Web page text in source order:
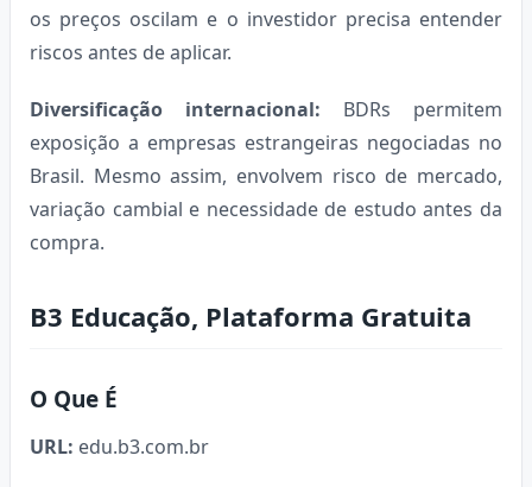
os preços oscilam e o investidor precisa entender
riscos antes de aplicar.
Diversificação internacional: BDRs permitem
exposição a empresas estrangeiras negociadas no
Brasil. Mesmo assim, envolvem risco de mercado,
variação cambial e necessidade de estudo antes da
compra.
B3 Educação, Plataforma Gratuita
O Que É
URL: edu.b3.com.br